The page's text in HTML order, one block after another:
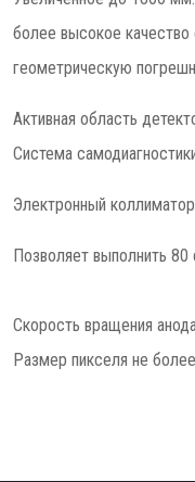
более высокое
геометрическую
Активная область
Система
Электронный
Позволяет выполнить
Скорость вращения
Размер пикселя не